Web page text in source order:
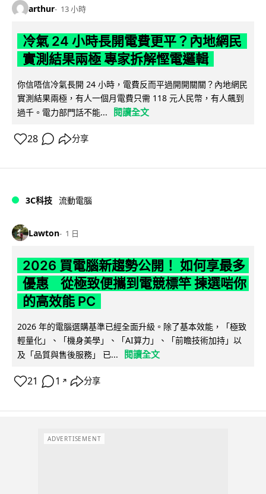
arthur 13 小時
冷氣 24 小時長開電費更平？內地網民
實測結果兩極 專家拆解慳電邏輯
你信唔信冷氣長開 24 小時，電費反而平過開開關關？內地網民
實測結果兩極，有人一個月電費只需 118 元人民幣，有人飆到
過千。電力部門話不能...
閱讀全文
28 分享
3C科技 流動電腦
Lawton 1 日
2026 買電腦新趨勢公開！ 如何享最多
優惠 從極致便攜到電競標竿 揀選啱你
的高效能 PC
2026 年的電腦選購基準已經全面升級。除了基本效能，「極致
輕量化」、「機身美學」、「AI算力」、「前瞻技術加持」以
及「品質與售後服務」 已...
閱讀全文
21 1 ↗ 分享
ADVERTISEMENT